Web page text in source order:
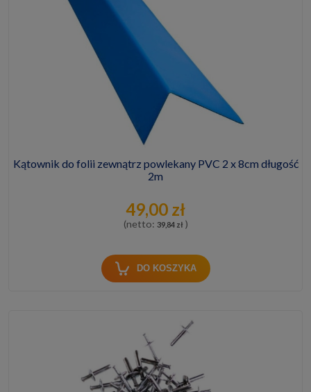
Kątownik do folii zewnątrz powlekany PVC 2 x 8cm długość
2m
49,00 zł
(netto: 39,84 zł )
DO KOSZYKA